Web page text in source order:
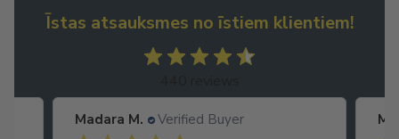
Īstas atsauksmes no īstiem klientiem!
Madara M. Verified Buyer